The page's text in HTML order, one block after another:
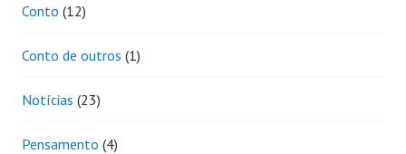
Conto (12)
Conto de outros (1)
Notícias (23)
Pensamento (4)